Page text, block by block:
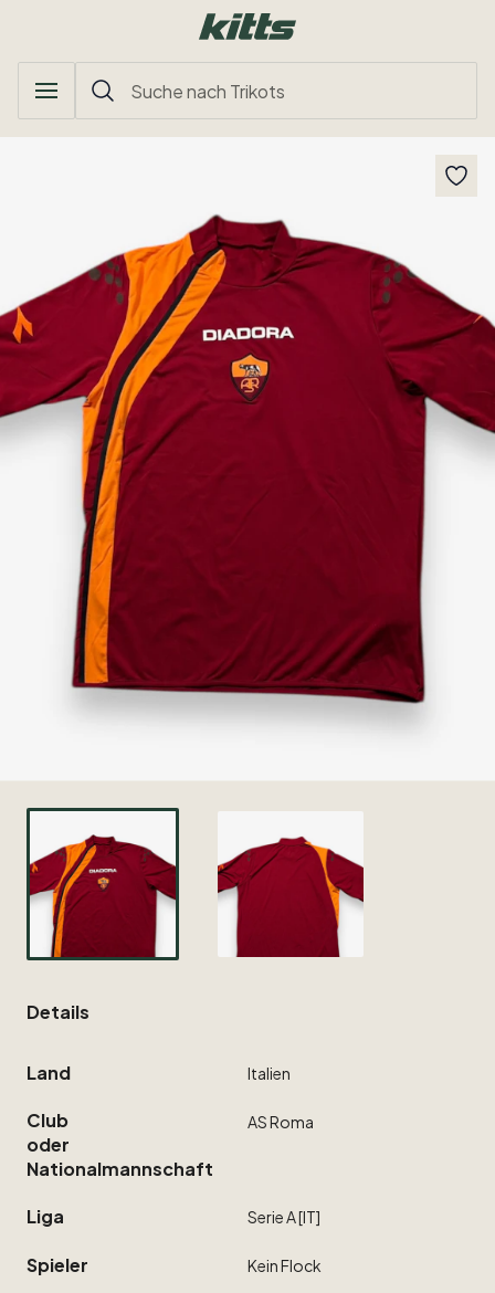
Details
Land Italien
Club
oder
Nationalmannschaft
ASRoma
Liga SerieA[IT]
Spieler KeinFlock